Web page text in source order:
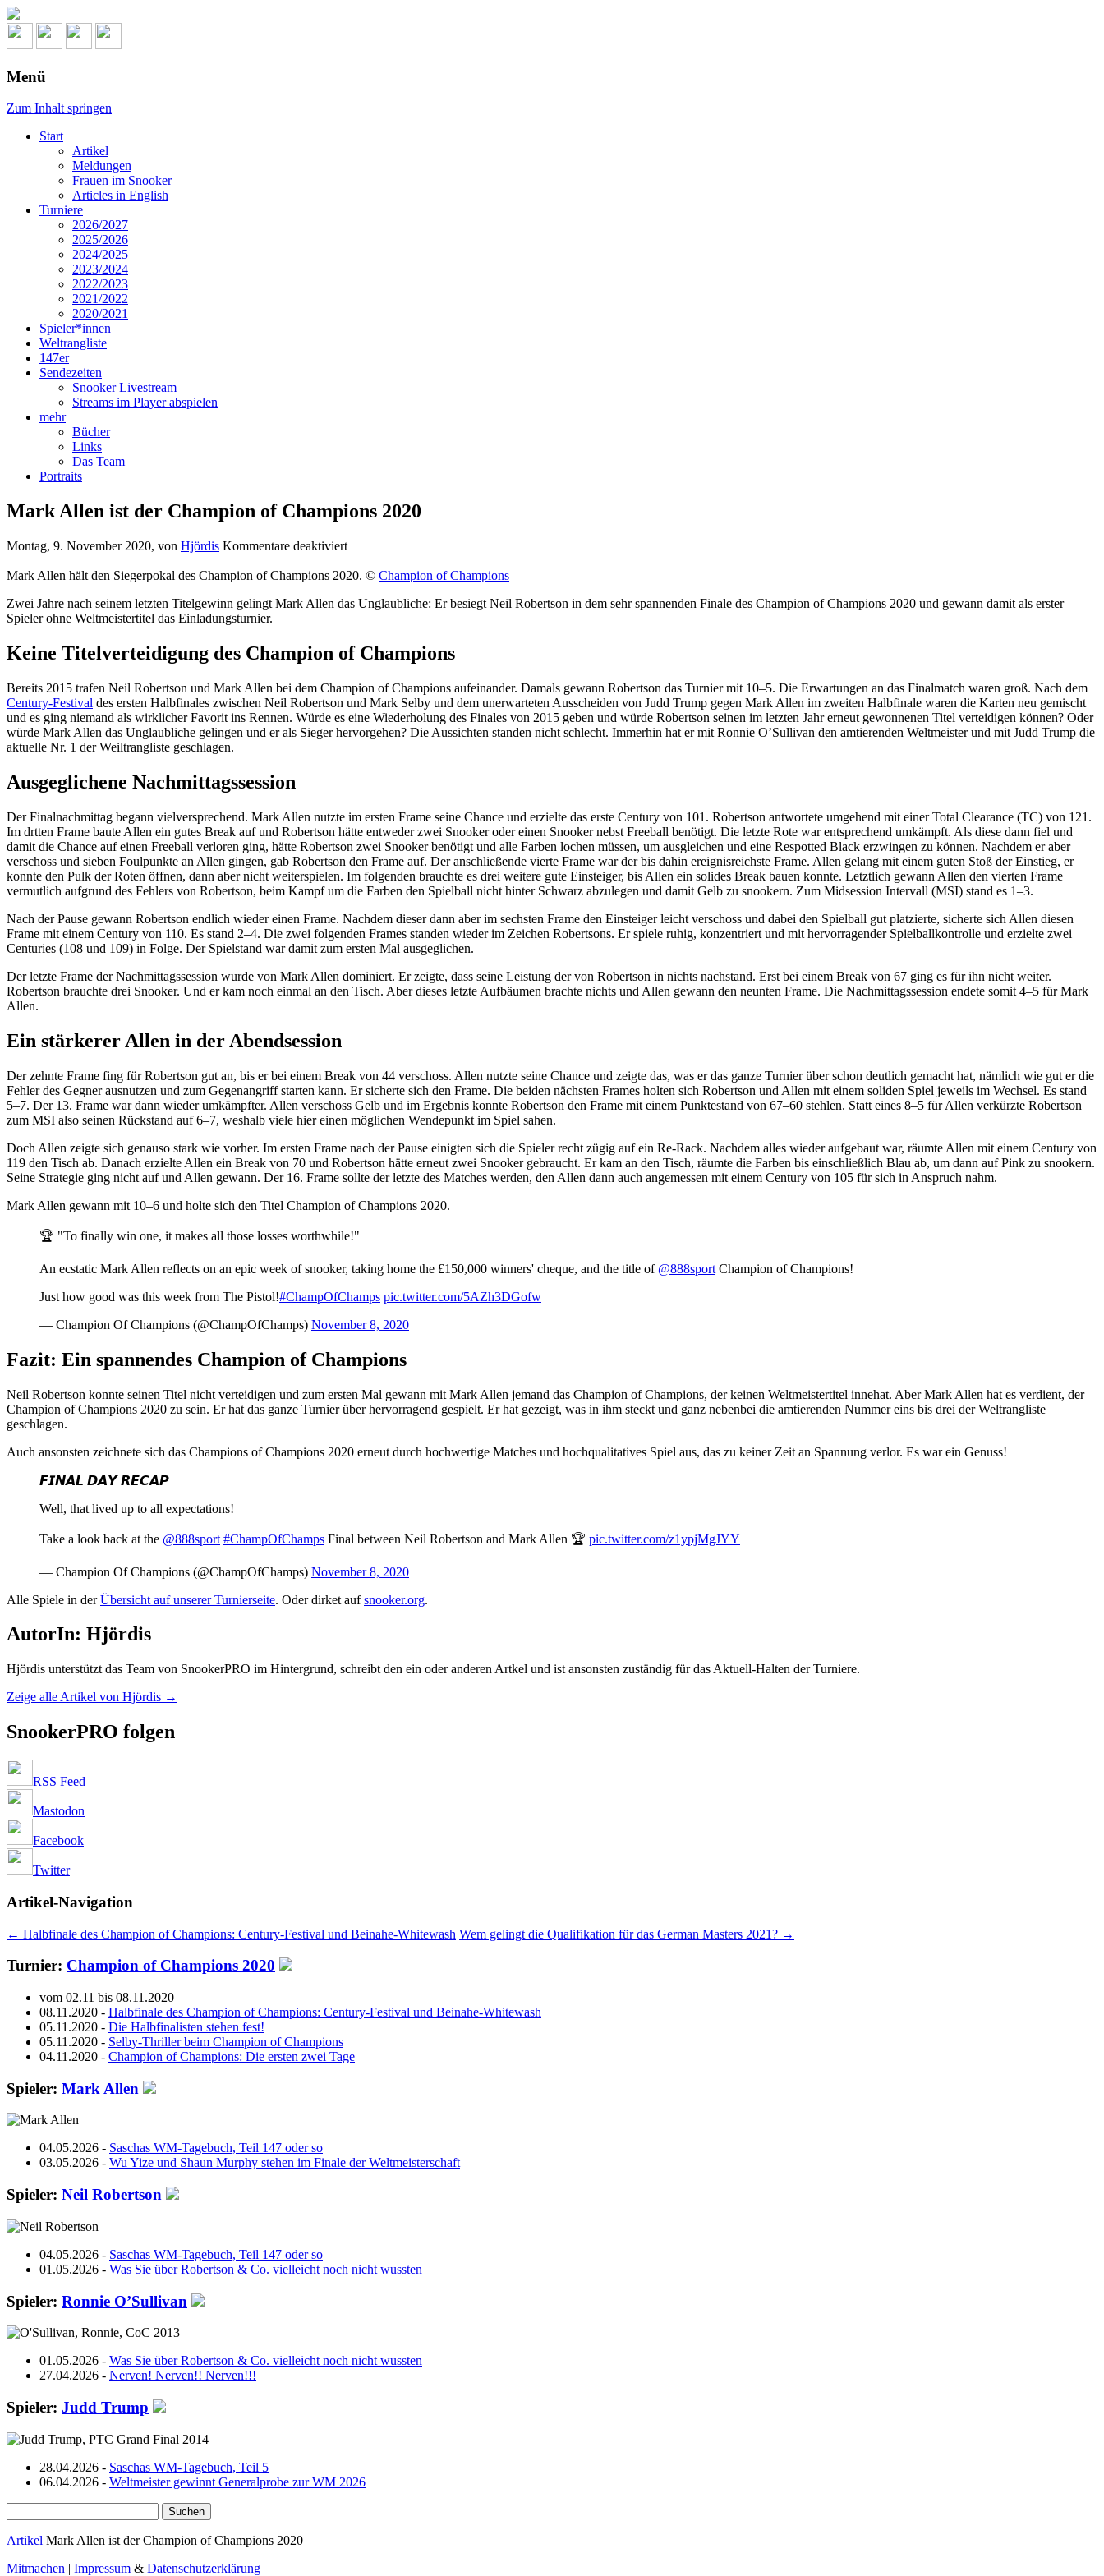
Menü
Zum Inhalt springen
Start
Artikel
Meldungen
Frauen im Snooker
Articles in English
Turniere
2026/2027
2025/2026
2024/2025
2023/2024
2022/2023
2021/2022
2020/2021
Spieler*innen
Weltrangliste
147er
Sendezeiten
Snooker Livestream
Streams im Player abspielen
mehr
Bücher
Links
Das Team
Portraits
Mark Allen ist der Champion of Champions 2020
Montag, 9. November 2020, von Hjördis Kommentare deaktiviertfür
Allen
der
Champions
2020
Mark Allen hält den Siegerpokal des Champion of Champions 2020. © Champion of Champions
Zwei Jahre nach seinem letzten Titelgewinn gelingt Mark Allen das Unglaubliche: Er besiegt Neil Robertson in dem sehr spannenden Finale des Champion of Champions 2020 und gewann damit als erster
Spieler ohne Weltmeistertitel das Einladungsturnier.
Keine Titelverteidigung des Champion of Champions
Bereits 2015 trafen Neil Robertson und Mark Allen bei dem Champion of Champions aufeinander. Damals gewann Robertson das Turnier mit 10–5. Die Erwartungen an das Finalmatch waren groß. Nach dem
Century-Festival des ersten Halbfinales zwischen Neil Robertson und Mark Selby und dem unerwarteten Ausscheiden von Judd Trump gegen Mark Allen im zweiten Halbfinale waren die Karten neu gemischt
und es ging niemand als wirklicher Favorit ins Rennen. Würde es eine Wiederholung des Finales von 2015 geben und würde Robertson seinen im letzten Jahr erneut gewonnenen Titel verteidigen können? Oder
würde Mark Allen das Unglaubliche gelingen und er als Sieger hervorgehen? Die Aussichten standen nicht schlecht. Immerhin hat er mit Ronnie O’Sullivan den amtierenden Weltmeister und mit Judd Trump die
aktuelle Nr. 1 der Weiltrangliste geschlagen.
Ausgeglichene Nachmittagssession
Der Finalnachmittag begann vielversprechend. Mark Allen nutzte im ersten Frame seine Chance und erzielte das erste Century von 101. Robertson antwortete umgehend mit einer Total Clearance (TC) von 121.
Im drtten Frame baute Allen ein gutes Break auf und Robertson hätte entweder zwei Snooker oder einen Snooker nebst Freeball benötigt. Die letzte Rote war entsprechend umkämpft. Als diese dann fiel und
damit die Chance auf einen Freeball verloren ging, hätte Robertson zwei Snooker benötigt und alle Farben lochen müssen, um ausgleichen und eine Respotted Black erzwingen zu können. Nachdem er aber
verschoss und sieben Foulpunkte an Allen gingen, gab Robertson den Frame auf. Der anschließende vierte Frame war der bis dahin ereignisreichste Frame. Allen gelang mit einem guten Stoß der Einstieg, er
konnte den Pulk der Roten öffnen, dann aber nicht weiterspielen. Im folgenden brauchte es drei weitere gute Einsteiger, bis Allen ein solides Break bauen konnte. Letztlich gewann Allen den vierten Frame
vermutlich aufgrund des Fehlers von Robertson, beim Kampf um die Farben den Spielball nicht hinter Schwarz abzulegen und damit Gelb zu snookern. Zum Midsession Intervall (MSI) stand es 1–3.
Nach der Pause gewann Robertson endlich wieder einen Frame. Nachdem dieser dann aber im sechsten Frame den Einsteiger leicht verschoss und dabei den Spielball gut platzierte, sicherte sich Allen diesen
Frame mit einem Century von 110. Es stand 2–4. Die zwei folgenden Frames standen wieder im Zeichen Robertsons. Er spiele ruhig, konzentriert und mit hervorragender Spielballkontrolle und erzielte zwei
Centuries (108 und 109) in Folge. Der Spielstand war damit zum ersten Mal ausgeglichen.
Der letzte Frame der Nachmittagssession wurde von Mark Allen dominiert. Er zeigte, dass seine Leistung der von Robertson in nichts nachstand. Erst bei einem Break von 67 ging es für ihn nicht weiter.
Robertson brauchte drei Snooker. Und er kam noch einmal an den Tisch. Aber dieses letzte Aufbäumen brachte nichts und Allen gewann den neunten Frame. Die Nachmittagssession endete somit 4–5 für Mark
Allen.
Ein stärkerer Allen in der Abendsession
Der zehnte Frame fing für Robertson gut an, bis er bei einem Break von 44 verschoss. Allen nutzte seine Chance und zeigte das, was er das ganze Turnier über schon deutlich gemacht hat, nämlich wie gut er die
Fehler des Gegner ausnutzen und zum Gegenangriff starten kann. Er sicherte sich den Frame. Die beiden nächsten Frames holten sich Robertson und Allen mit einem soliden Spiel jeweils im Wechsel. Es stand
5–7. Der 13. Frame war dann wieder umkämpfter. Allen verschoss Gelb und im Ergebnis konnte Robertson den Frame mit einem Punktestand von 67–60 stehlen. Statt eines 8–5 für Allen verkürzte Robertson
zum MSI also seinen Rückstand auf 6–7, weshalb viele hier einen möglichen Wendepunkt im Spiel sahen.
Doch Allen zeigte sich genauso stark wie vorher. Im ersten Frame nach der Pause einigten sich die Spieler recht zügig auf ein Re-Rack. Nachdem alles wieder aufgebaut war, räumte Allen mit einem Century von
119 den Tisch ab. Danach erzielte Allen ein Break von 70 und Robertson hätte erneut zwei Snooker gebraucht. Er kam an den Tisch, räumte die Farben bis einschließlich Blau ab, um dann auf Pink zu snookern.
Seine Strategie ging nicht auf und Allen gewann. Der 16. Frame sollte der letzte des Matches werden, den Allen dann auch angemessen mit einem Century von 105 für sich in Anspruch nahm.
Mark Allen gewann mit 10–6 und holte sich den Titel Champion of Champions 2020.
🏆 "To finally win one, it makes all those losses worthwhile!"
An ecstatic Mark Allen reflects on an epic week of snooker, taking home the £150,000 winners' cheque, and the title of @888sport Champion of Champions!
Just how good was this week from The Pistol!#ChampOfChamps pic.twitter.com/5AZh3DGofw
— Champion Of Champions (@ChampOfChamps) November 8, 2020
Fazit: Ein spannendes Champion of Champions
Neil Robertson konnte seinen Titel nicht verteidigen und zum ersten Mal gewann mit Mark Allen jemand das Champion of Champions, der keinen Weltmeistertitel innehat. Aber Mark Allen hat es verdient, der
Champion of Champions 2020 zu sein. Er hat das ganze Turnier über hervorragend gespielt. Er hat gezeigt, was in ihm steckt und ganz nebenbei die amtierenden Nummer eins bis drei der Weltrangliste
geschlagen.
Auch ansonsten zeichnete sich das Champions of Champions 2020 erneut durch hochwertige Matches und hochqualitatives Spiel aus, das zu keiner Zeit an Spannung verlor. Es war ein Genuss!
𝙁𝙄𝙉𝘼𝙇 𝘿𝘼𝙔 𝙍𝙀𝘾𝘼𝙋
Well, that lived up to all expectations!
Take a look back at the @888sport #ChampOfChamps Final between Neil Robertson and Mark Allen 🏆 pic.twitter.com/z1ypjMgJYY
— Champion Of Champions (@ChampOfChamps) November 8, 2020
Alle Spiele in derÜbersicht auf unserer Turnierseite. Oder dirket aufsnooker.org.
AutorIn: Hjördis
Hjördis unterstützt das Team von SnookerPRO im Hintergrund, schreibt den ein oder anderen Artkel und ist ansonsten zuständig für das Aktuell-Halten der Turniere.
Zeige alle Artikel von Hjördis →
SnookerPRO folgen
RSS Feed
Mastodon
Facebook
Twitter
Artikel-Navigation
← Halbfinale des Champion of Champions: Century-Festival und Beinahe-Whitewash Wem gelingt die Qualifikation für das German Masters 2021? →
Turnier: Champion of Champions 2020
vom 02.11 bis 08.11.2020
08.11.2020 - Halbfinale des Champion of Champions: Century-Festival und Beinahe-Whitewash
05.11.2020 - Die Halbfinalisten stehen fest!
05.11.2020 - Selby-Thriller beim Champion of Champions
04.11.2020 - Champion of Champions: Die ersten zwei Tage
Spieler: Mark Allen
04.05.2026 - Saschas WM-Tagebuch, Teil 147 oder so
03.05.2026 - Wu Yize und Shaun Murphy stehen im Finale der Weltmeisterschaft
Spieler: Neil Robertson
04.05.2026 - Saschas WM-Tagebuch, Teil 147 oder so
01.05.2026 - Was Sie über Robertson & Co. vielleicht noch nicht wussten
Spieler: Ronnie O’Sullivan
01.05.2026 - Was Sie über Robertson & Co. vielleicht noch nicht wussten
27.04.2026 - Nerven! Nerven!! Nerven!!!
Spieler: Judd Trump
28.04.2026 - Saschas WM-Tagebuch, Teil 5
06.04.2026 - Weltmeister gewinnt Generalprobe zur WM 2026
nach:
Artikel Mark Allen ist der Champion of Champions 2020
Mitmachen | Impressum & Datenschutzerklärung